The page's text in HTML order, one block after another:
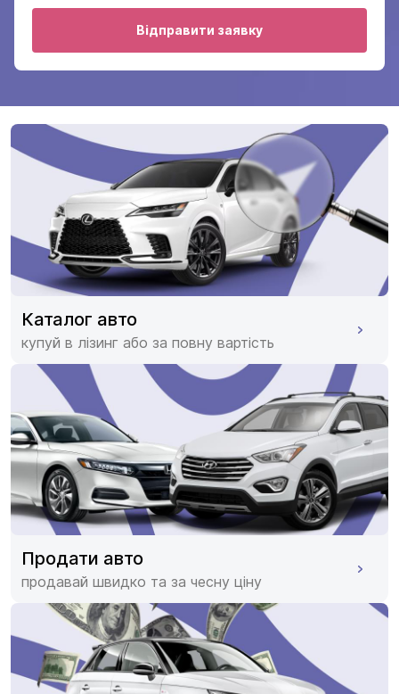
Відправити заявку
Каталог авто
купуй в лізинг або за повну вартість
Продати авто
продавай швидко та за чесну ціну